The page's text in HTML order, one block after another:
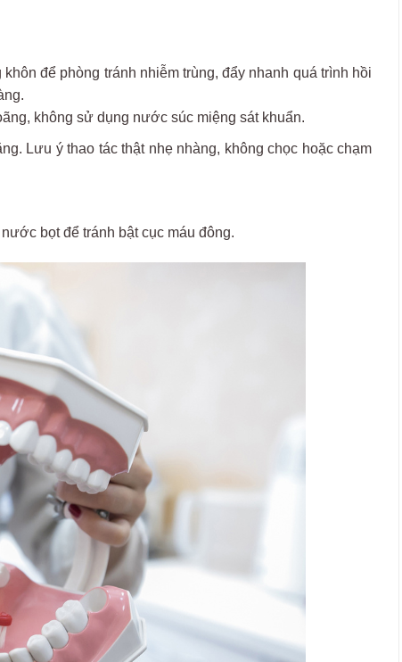
để phòng tránh nhiễm trùng, đẩy nhanh quá trình hồi
không sử dụng nước súc miệng sát khuẩn.
Lưu ý thao tác thật nhẹ nhàng, không chọc hoặc chạm
bọt để tránh bật cục máu đông.